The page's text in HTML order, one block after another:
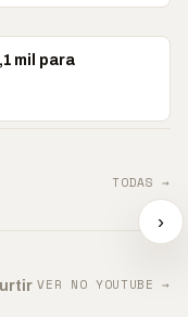
mil para
TODAS →
📢 Noite
chega
oração
›
VER NO YOUTUBE →